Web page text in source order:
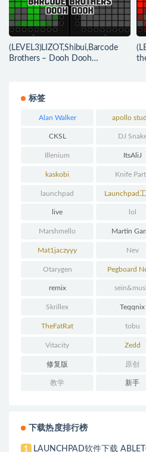
(LEVEL3)LIZOT,Shibui,Barcode
Brothers – Dooh Dooh
标签
Alan Walker apollo
CKSL DJ
Illenium ItsAliJ
kaskobi Knife
launchpad Launchpad
载
live lol
Marshmello Martin
Mat1jaczyyy Nev
Otarygen Pegboard
remix
Skrillex Teqqnix
TheFatRat tobu
Vitacity Zedd
修复版 原创
教学 新手
下载热度排行榜
1 LAUNCHPAD软件下载